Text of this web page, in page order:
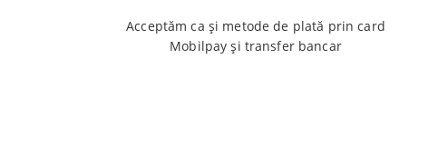
Acceptăm ca și metode de plată prin card
Mobilpay și transfer bancar